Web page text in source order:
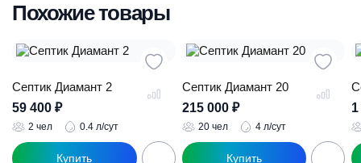
Похожие товары
Септик Диамант 2
59 400 ₽
2 чел 0.4 л/сут
Септик Диамант 20
215 000 ₽
20 чел 4 л/сут